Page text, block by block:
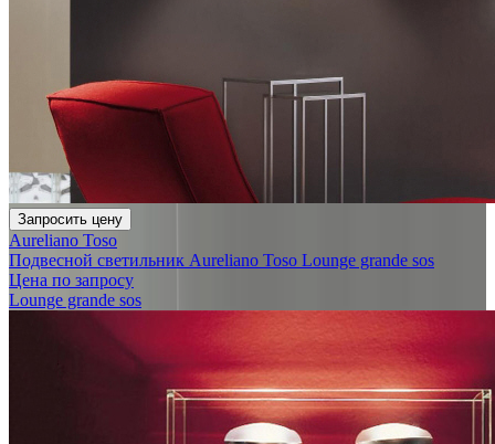
Запросить цену
Aureliano Toso
Подвесной светильник Aureliano Toso Lounge grande sos
Цена по запросу
Lounge grande sos